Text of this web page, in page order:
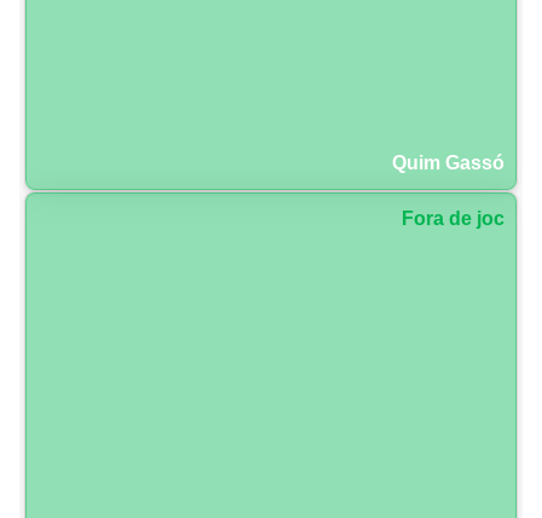
Quim Gassó
Fora de joc